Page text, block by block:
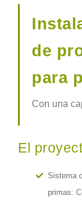
de
para
Con una
El
Sistema
primas: